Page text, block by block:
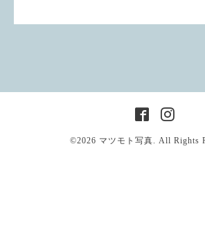
©2026 マツモト写真. All Rights